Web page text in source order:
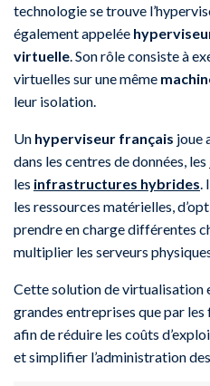
technologie se trouve
également appelée
virtuelle . Son rôle consiste à
virtuelles sur une même
leur isolation.
Un hyperviseur français joue
dans les centres de données, les
les infrastructures hybrides
les ressources matérielles,
prendre en charge différentes
multiplier les serveurs
Cette solution de virtualisation
grandes entreprises que par
afin de réduire les coûts
et simplifier l’administration